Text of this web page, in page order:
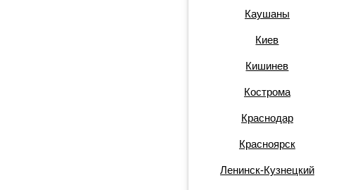
Каушаны
Киев
Кишинев
Кострома
Краснодар
Красноярск
Ленинск-Кузнецкий